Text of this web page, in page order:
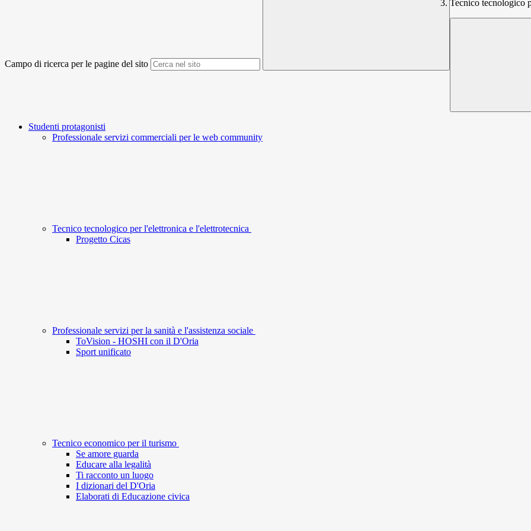
Campo di ricerca per le pagine del sito
Tecnico tecnologico
Studenti protagonisti
Professionale servizi commerciali per le web community
Tecnico tecnologico per l'elettronica e l'elettrotecnica
Progetto Cicas
Professionale servizi per la sanità e l'assistenza sociale
ToVision - HOSHI con il D'Oria
Sport unificato
Tecnico economico per il turismo
Se amore guarda
Educare alla legalità
Ti racconto un luogo
I dizionari del D'Oria
Elaborati di Educazione civica